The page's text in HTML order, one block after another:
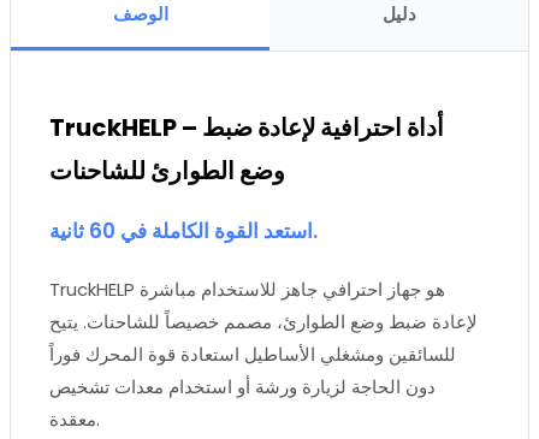
الوصف دليل
TruckHELP – أداة احترافية لإعادة ضبط
وضع الطوارئ للشاحنات
استعد القوة الكاملة في 60 ثانية.
TruckHELP هو جهاز احترافي جاهز للاستخدام مباشرة
لإعادة ضبط وضع الطوارئ، مصمم خصيصاً للشاحنات. يتيح
للسائقين ومشغلي الأساطيل استعادة قوة المحرك فوراً
دون الحاجة لزيارة ورشة أو استخدام معدات تشخيص
معقدة.